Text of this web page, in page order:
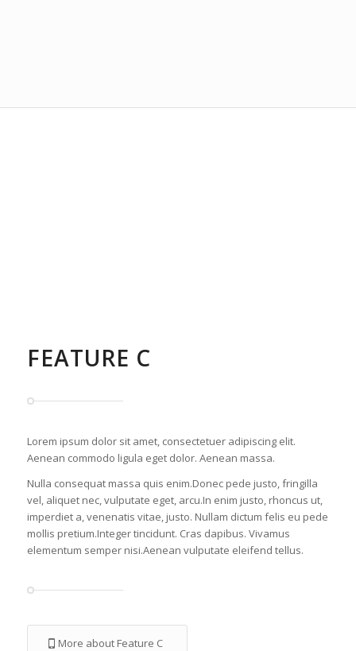
FEATURE C
Lorem ipsum dolor sit amet, consectetuer adipiscing elit.
Aenean commodo ligula eget dolor. Aenean massa.
Nulla consequat massa quis enim.Donec pede justo, fringilla
vel, aliquet nec, vulputate eget, arcu.In enim justo, rhoncus ut,
imperdiet a, venenatis vitae, justo. Nullam dictum felis eu pede
mollis pretium.Integer tincidunt. Cras dapibus. Vivamus
elementum semper nisi.Aenean vulputate eleifend tellus.
More about Feature C